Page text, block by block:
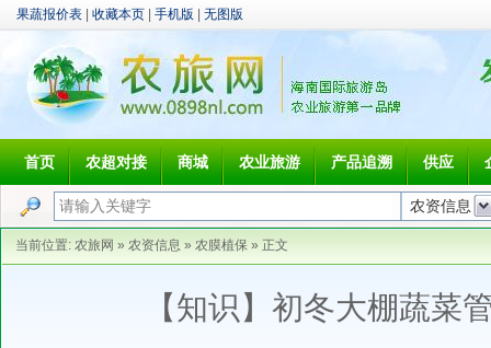
果蔬报价表 收藏本页 手机版 无图版
首页 农超对接 商城 农业旅游 产品追溯 供应
当前位置: 农旅网 » 农资信息 » 农膜植保 » 正文
【知识】初冬大棚蔬菜